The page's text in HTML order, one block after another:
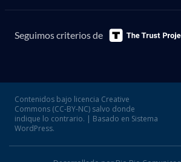
Seguimos criterios de
Contenidos bajo licencia Creative
Commons (CC-BY-NC) salvo donde
indique lo contrario. | Basado en Sistema
WordPress.